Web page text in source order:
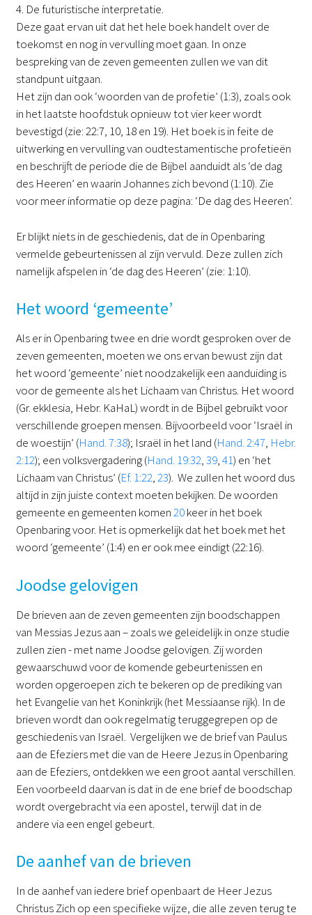
4. De futuristische interpretatie.
Deze gaat ervan uit dat het hele boek handelt over de
toekomst en nog in vervulling moet gaan. In onze
bespreking van de zeven gemeenten zullen we van dit
standpunt uitgaan.
Het zijn dan ook ‘woorden van de profetie’ (1:3), zoals ook
in het laatste hoofdstuk opnieuw tot vier keer wordt
bevestigd (zie: 22:7, 10, 18 en 19). Het boek is in feite de
uitwerking en vervulling van oudtestamentische profetieën
en beschrijft de periode die de Bijbel aanduidt als ‘de dag
des Heeren’ en waarin Johannes zich bevond (1:10). Zie
voor meer informatie op deze pagina: ‘De dag des Heeren’.
Er blijkt niets in de geschiedenis, dat de in Openbaring
vermelde gebeurtenissen al zijn vervuld. Deze zullen zich
namelijk afspelen in ‘de dag des Heeren’ (zie: 1:10).
Het woord ‘gemeente’
Als er in Openbaring twee en drie wordt gesproken over de
zeven gemeenten, moeten we ons ervan bewust zijn dat
het woord ‘gemeente’ niet noodzakelijk een aanduiding is
voor de gemeente als het Lichaam van Christus. Het woord
(Gr. ekklesia, Hebr. KaHaL) wordt in de Bijbel gebruikt voor
verschillende groepen mensen. Bijvoorbeeld voor ‘Israël in
de woestijn’ (Hand. 7:38); Israël in het land (Hand. 2:47, Hebr.
2:12); een volksvergadering (Hand. 19:32,39,41) en ‘het
Lichaam van Christus’ (Ef. 1:22,23). We zullen het woord dus
altijd in zijn juiste context moeten bekijken. De woorden
gemeente en gemeenten komen20keer in het boek
Openbaring voor. Het is opmerkelijk dat het boek met het
woord ‘gemeente’ (1:4) en er ook mee eindigt (22:16).
Joodse gelovigen
De brieven aan de zeven gemeenten zijn boodschappen
van Messias Jezus aan – zoals we geleidelijk in onze studie
zullen zien - met name Joodse gelovigen. Zij worden
gewaarschuwd voor de komende gebeurtenissen en
worden opgeroepen zich te bekeren op de prediking van
het Evangelie van het Koninkrijk (het Messiaanse rijk). In de
brieven wordt dan ook regelmatig teruggegrepen op de
geschiedenis van Israël. Vergelijken we de brief van Paulus
aan de Efeziers met die van de Heere Jezus in Openbaring
aan de Efeziers, ontdekken we een groot aantal verschillen.
Een voorbeeld daarvan is dat in de ene brief de boodschap
wordt overgebracht via een apostel, terwijl dat in de
andere via een engel gebeurt.
De aanhef van de brieven
In de aanhef van iedere brief openbaart de Heer Jezus
Christus Zich op een specifieke wijze, die alle zeven terug te